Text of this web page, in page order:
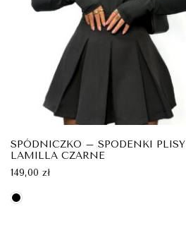
SPÓDNICZKO – SPODENKI PLISY
LAMILLA CZARNE
149,00 zł